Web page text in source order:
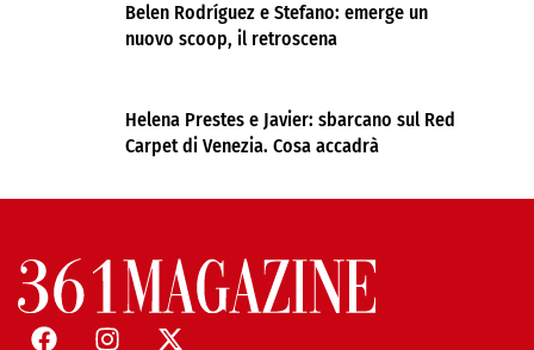
Belen Rodríguez e Stefano: emerge un
nuovo scoop, il retroscena
Helena Prestes e Javier: sbarcano sul Red
Carpet di Venezia. Cosa accadrà